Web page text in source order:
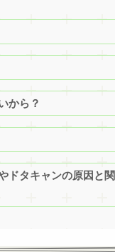
から？
ドタキャンの原因と